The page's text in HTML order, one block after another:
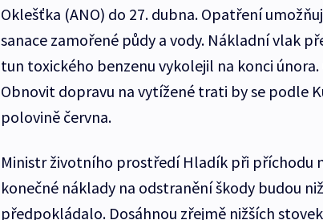
Oklešťka (ANO) do 27. dubna. Opatření
sanace zamořené půdy a vody. Nákladní vlak
tun toxického benzenu vykolejil na konci
Obnovit dopravu na vytížené trati by se podle
polovině června.
Ministr životního prostředí Hladík při příchodu
konečné náklady na odstranění škody budou
předpokládalo. Dosáhnou zřejmě nižších